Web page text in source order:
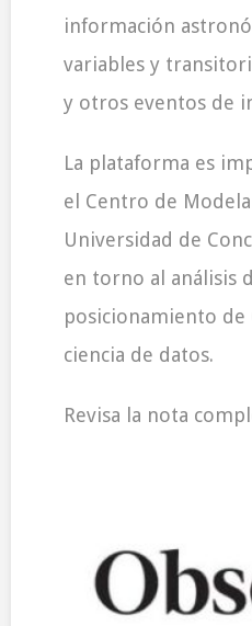
información
variables y
y otros eventos de
La plataforma es
el Centro de
Universidad de
en torno al análisis
posicionamiento
ciencia de datos.
Revisa la nota